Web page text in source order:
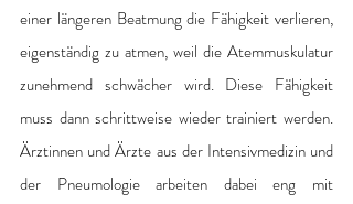
einer längeren Beatmung die Fähigkeit verlieren,
eigenständig zu atmen, weil die Atemmuskulatur
zunehmend schwächer wird. Diese Fähigkeit
muss dann schrittweise wieder trainiert werden.
Ärztinnen und Ärzte aus der Intensivmedizin und
der Pneumologie arbeiten dabei eng mit